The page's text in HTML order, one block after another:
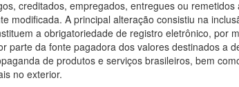
creditados, empregados, entregues ou
modificada. A principal alteração consistiu na
a obrigatoriedade de registro eletrônico, por
parte da fonte pagadora dos valores destinados a
de produtos e serviços brasileiros, bem
no exterior.